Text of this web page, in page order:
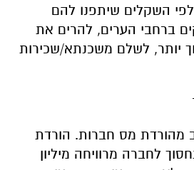
השקלים שיתפנו להם
ברחבי הערים, להרים את
יותר, לשלם משכנתא/שכירות
מהורדת מס חברות. הורדת
חברות של 1% תחסוך לחברה מרוויחה מיליון